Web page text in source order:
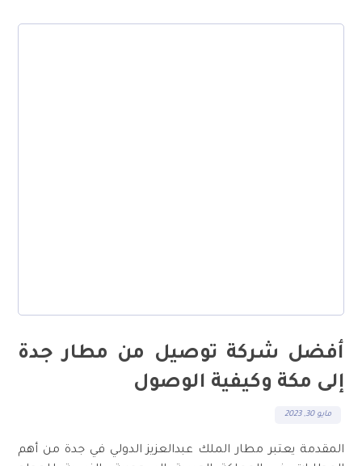
أفضل شركة توصيل من مطار جدة
إلى مكة وكيفية الوصول
مايو 30, 2023
المقدمة يعتبر مطار الملك عبدالعزيز الدولي في جدة من أهم